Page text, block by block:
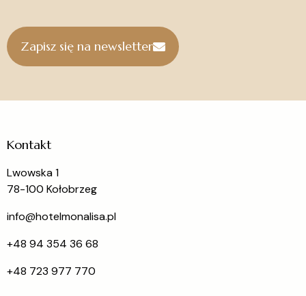
Zapisz się na newsletter
Kontakt
Lwowska 1
78-100 Kołobrzeg
info@hotelmonalisa.pl
+48 94 354 36 68
+48 723 977 770